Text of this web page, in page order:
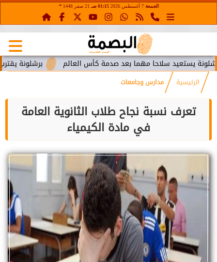
الجمعة 7 أغسطس 2026 01:15 صـ 21 صفر 1448 هـ
برشلونة يقترب من سلاحا مهما بعد صدمة كأس العالم
الرئيسية مدارس وجامعات
تعرف نسبة نجاح طلاب الثانوية العامة
في مادة الكيمياء